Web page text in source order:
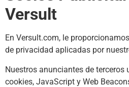
Versult
En Versult.com, le
de privacidad aplicadas por
Nuestros anunciantes de
cookies, JavaScript y Web